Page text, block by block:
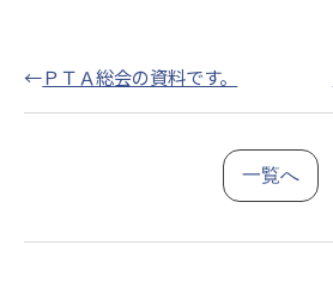
←ＰＴＡ総会の資料です。
一覧へ